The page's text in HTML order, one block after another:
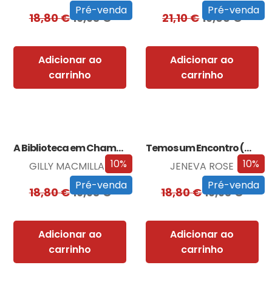
Pré-venda
18,80€16,93€
Adicionar ao
carrinho
Pré-venda
21,10€19,00€
Adicionar ao
carrinho
10%
Pré-venda
A Biblioteca em Chamas
GILLY MACMILLAN
18,80€16,93€
Adicionar ao
carrinho
10%
Pré-venda
Temos um Encontro (Outra Vez)
JENEVA ROSE
18,80€16,93€
Adicionar ao
carrinho